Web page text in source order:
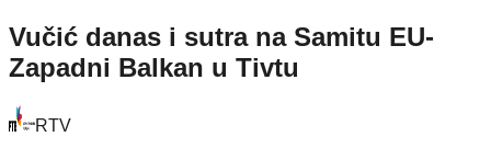
Vučić danas i sutra na Samitu EU-
Zapadni Balkan u Tivtu
RTV